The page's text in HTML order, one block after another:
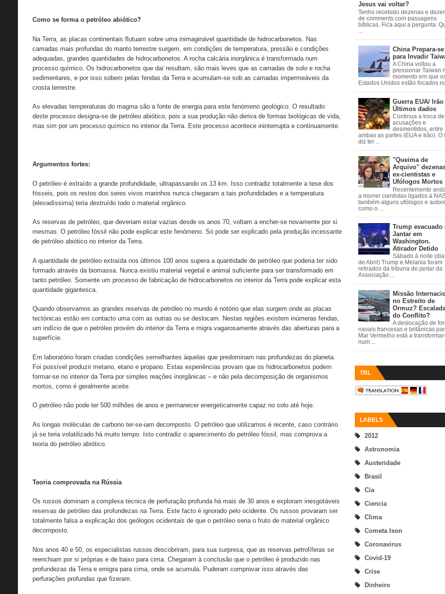
Jesus vai voltar?
Tenho recebido dezenas e
de comments com passagens
bíblicas. Fica aqui a pergunta:
China Prepara-se
para Invadir
A China voltou a
pressionar Taiwan
momento em que
Estados Unidos estão focados
Guerra EUA/ Irão
Últimos dados
Continua a troca de
acusações e
desmentidos, entre
ambas as partes (EUA e Irão). O
diz ter ...
"Queima de
Arquivo"
ex-cientistas e
Ufólogos Mortos
Recentemente
a morrer cientistas ligados à
também alguns ufólogos e
como o ...
Trump evacuado
Jantar em
Washington.
Atirador Detido
Sábado à noite (dia
de Abril) Trump e Melania foram
retirados da tribuna do jantar da
Associação ...
Missão
no Estreito de
Ormuz?
do Conflito?
A deslocação de
navais francesas e britânicas
Mar Vermelho está a
num ...
TRL
LABELS
2012
Astronomia
Austeridade
Brasil
Cia
Ciencia
Clima
Cometa Ison
Coronavirus
Covid-19
Crise
Dinheiro
Como se forma o petróleo abiótico?
Na Terra, as placas continentais flutuam sobre uma inimaginável quantidade de hidrocarbonetos. Nas
camadas mais profundas do manto terrestre surgem, em condições de temperatura, pressão e condições
adequadas, grandes quantidades de hidrocarbonetos. A rocha calcária inorgânica é transformada num
processo químico. Os hidrocarbonetos que daí resultam, são mais leves que as camadas de solo e rocha
sedimentares, e por isso sobem pelas fendas da Terra e acumulam-se sob as camadas impermeáveis da
crosta terrestre.
As elevadas temperaturas do magma são a fonte de energia para este fenómeno geológico. O resultado
deste processo designa-se de petróleo abiótico, pois a sua produção não deriva de formas biológicas de vida,
mas sim por um processo químico no interior da Terra. Este processo acontece ininterrupta e continuamente.
Argumentos fortes:
O petróleo é extraído a grande profundidade, ultrapassando os 13 km. Isso contradiz totalmente a tese dos
fósseis, pois os restos dos seres vivos marinhos nunca chegaram a tais profundidades e a temperatura
(elevadíssima) teria destruído todo o material orgânico.
As reservas de petróleo, que deveriam estar vazias desde os anos 70, voltam a encher-se novamente por si
mesmas. O petróleo fóssil não pode explicar este fenómeno. Só pode ser explicado pela produção incessante
de petróleo abiótico no interior da Terra.
A quantidade de petróleo extraída nos últimos 100 anos supera a quantidade de petróleo que poderia ter sido
formado através da biomassa. Nunca existiu material vegetal e animal suficiente para ser transformado em
tanto petróleo. Somente um processo de fabricação de hidrocarbonetos no interior da Terra pode explicar esta
quantidade gigantesca.
Quando observamos as grandes reservas de petróleo no mundo é notório que elas surgem onde as placas
tectónicas estão em contacto uma com as outras ou se deslocam. Nestas regiões existem inúmeras fendas,
um indício de que o petróleo provém do interior da Terra e migra vagarosamente através das aberturas para a
superfície.
Em laboratório foram criadas condições semelhantes àquelas que predominam nas profundezas do planeta.
Foi possível produzir metano, etano e propano. Estas experiências provam que os hidrocarbonetos podem
formar-se no interior da Terra por simples reações inorgânicas – e não pela decomposição de organismos
mortos, como é geralmente aceite.
O petróleo não pode ter 500 milhões de anos e permanecer energeticamente capaz no solo até hoje.
As longas moléculas de carbono ter-se-iam decomposto. O petróleo que utilizamos é recente, caso contrário
já se teria volatilizado há muito tempo. Isto contradiz o aparecimento do petróleo fóssil, mas comprova a
teoria do petróleo abiótico.
Teoria comprovada na Rússia
Os russos dominam a complexa técnica de perfuração profunda há mais de 30 anos e exploram inesgotáveis
reservas de petróleo das profundezas na Terra. Este facto é ignorado pelo ocidente. Os russos provaram ser
totalmente falsa a explicação dos geólogos ocidentais de que o petróleo seria o fruto de material orgânico
decomposto.
Nos anos 40 e 50, os especialistas russos descobriram, para sua surpresa, que as reservas petrolíferas se
reenchiam por si próprias e de baixo para cima. Chegaram à conclusão que o petróleo é produzido nas
profundezas da Terra e emigra para cima, onde se acumula. Puderam comprovar isso através das
perfurações profundas que fizeram.